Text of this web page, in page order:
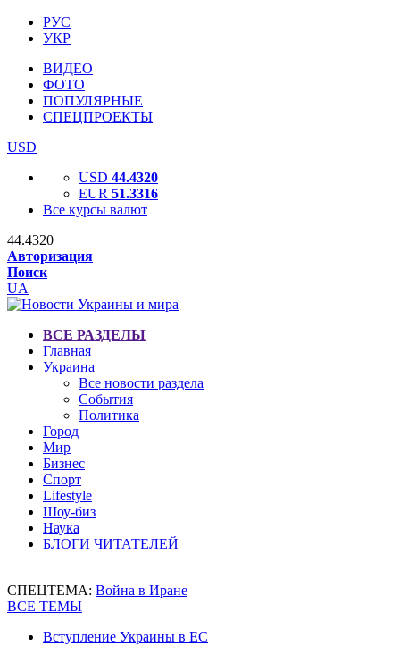
РУС
УКР
ВИДЕО
ФОТО
ПОПУЛЯРНЫЕ
СПЕЦПРОЕКТЫ
USD
USD 44.4320
EUR 51.3316
Все курсы валют
44.4320
Авторизация
Поиск
UA
ВСЕ РАЗДЕЛЫ
Главная
Украина
Все новости раздела
События
Политика
Город
Мир
Бизнес
Спорт
Lifestyle
Шоу-биз
Наука
БЛОГИ ЧИТАТЕЛЕЙ
СПЕЦТЕМА: Война в Иране
ВСЕ ТЕМЫ
Вступление Украины в ЕС